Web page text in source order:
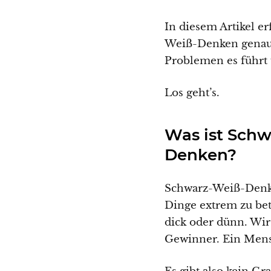
In diesem Artikel
Weiß-Denken
Problemen es führt
Los geht’s.
Was ist
Denken?
Schwarz-Weiß-
Dinge extrem zu
dick oder dünn.
Gewinner. Ein